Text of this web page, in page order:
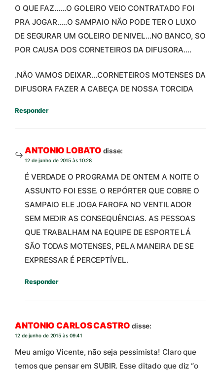
O QUE FAZ……O GOLEIRO VEIO CONTRATADO FOI
PRA JOGAR…..O SAMPAIO NÃO PODE TER O LUXO
DE SEGURAR UM GOLEIRO DE NIVEL…NO BANCO, SO
POR CAUSA DOS CORNETEIROS DA DIFUSORA….
.NÃO VAMOS DEIXAR…CORNETEIROS MOTENSES DA
DIFUSORA FAZER A CABEÇA DE NOSSA TORCIDA
Responder
ANTONIO LOBATO disse:
12 de junho de 2015 às 10:28
É VERDADE O PROGRAMA DE ONTEM A NOITE O
ASSUNTO FOI ESSE. O REPÓRTER QUE COBRE O
SAMPAIO ELE JOGA FAROFA NO VENTILADOR
SEM MEDIR AS CONSEQUÊNCIAS. AS PESSOAS
QUE TRABALHAM NA EQUIPE DE ESPORTE LÁ
SÃO TODAS MOTENSES, PELA MANEIRA DE SE
EXPRESSAR É PERCEPTÍVEL.
Responder
ANTONIO CARLOS CASTRO disse:
12 de junho de 2015 às 09:41
Meu amigo Vicente, não seja pessimista! Claro que
temos que pensar em SUBIR. Esse ditado que diz “o